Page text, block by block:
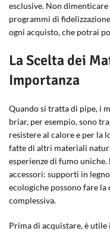
esclusive. Non
programmi di
ogni acquisto, che potrai
La Scelta dei
Importanza
Quando si tratta di pipe, i
briar, per esempio, sono
resistere al calore e per la
fatte di altri materiali
esperienze di fumo
accessori: supporti in
ecologiche possono fare
complessiva.
Prima di acquistare, è